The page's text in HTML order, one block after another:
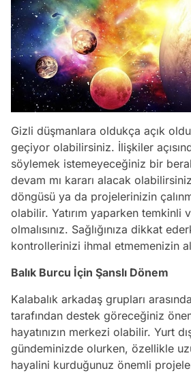
Gizli düşmanlara oldukça açık
geçiyor olabilirsiniz. İlişkiler
söylemek istemeyeceğiniz bir
devam mı kararı alacak
döngüsü ya da projelerinizin
olabilir. Yatırım yaparken temkinli
olmalısınız. Sağlığınıza dikkat
kontrollerinizi ihmal etmemenizin
Balık Burcu İçin Şanslı Dönem
Kalabalık arkadaş grupları
tarafından destek göreceğiniz
hayatınızın merkezi olabilir. Yurt
gündeminizde olurken, özellikle
hayalini kurduğunuz önemli